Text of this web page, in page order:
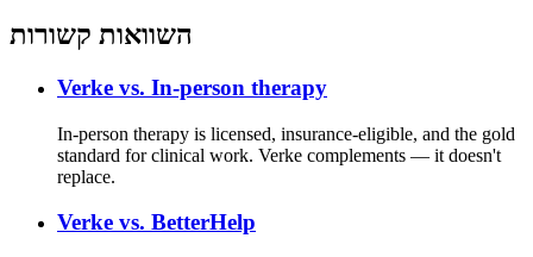
השוואות קשורות
Verke vs. In-person therapy
In-person therapy is licensed, insurance-eligible, and the gold
standard for clinical work. Verke complements — it doesn't
replace.
Verke vs. BetterHelp